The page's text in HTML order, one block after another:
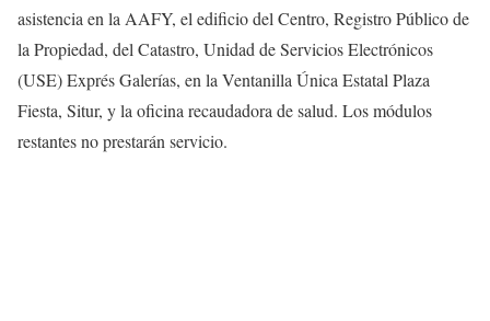
asistencia en la AAFY, el edificio del Centro, Registro Público de
la Propiedad, del Catastro, Unidad de Servicios Electrónicos
(USE) Exprés Galerías, en la Ventanilla Única Estatal Plaza
Fiesta, Situr, y la oficina recaudadora de salud. Los módulos
restantes no prestarán servicio.